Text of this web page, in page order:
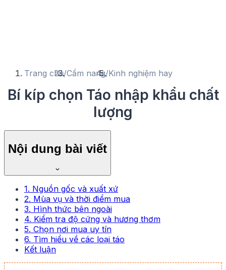
Trang chủ/Cẩm nang/Kinh nghiệm hay
Bí kíp chọn Táo nhập khẩu chất
lượng
Nội dung bài viết
1. Nguồn gốc và xuất xứ
2. Mùa vụ và thời điểm mua
3. Hình thức bên ngoài
4. Kiểm tra độ cứng và hương thơm
5. Chọn nơi mua uy tín
6. Tìm hiểu về các loại táo
Kết luận